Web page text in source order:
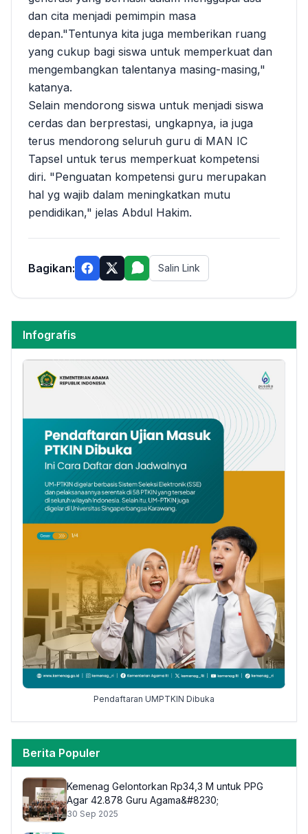
dan cita menjadi pemimpin masa
depan."Tentunya kita juga memberikan ruang
yang cukup bagi siswa untuk memperkuat dan
mengembangkan talentanya masing-masing,"
katanya.
Selain mendorong siswa untuk menjadi siswa
cerdas dan berprestasi, ungkapnya, ia juga
terus mendorong seluruh guru di MAN IC
Tapsel untuk terus memperkuat kompetensi
diri. "Penguatan kompetensi guru merupakan
hal yg wajib dalam meningkatkan mutu
pendidikan," jelas Abdul Hakim.
Bagikan: Salin Link
Infografis
Pendaftaran UMPTKIN Dibuka
Berita Populer
Kemenag Gelontorkan Rp34,3 M untuk PPG
Agar 42.878 Guru Agama&#8230;
30 Sep 2025